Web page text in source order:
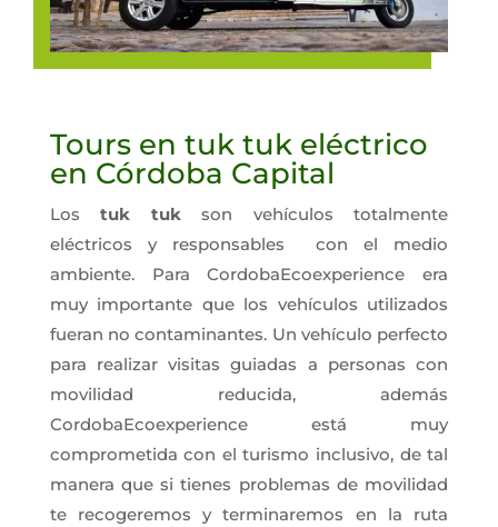
Tours en tuk tuk eléctrico
en Córdoba Capital
Lostuk tukson vehículos totalmente
eléctricos y responsables con el medio
ambiente. Para CordobaEcoexperience era
muy importante que los vehículos utilizados
fueran no contaminantes. Un vehículo perfecto
para realizar visitas guiadas a personas con
movilidad reducida, además
CordobaEcoexperience está muy
comprometida con el turismo inclusivo, de tal
manera que si tienes problemas de movilidad
te recogeremos y terminaremos en la ruta